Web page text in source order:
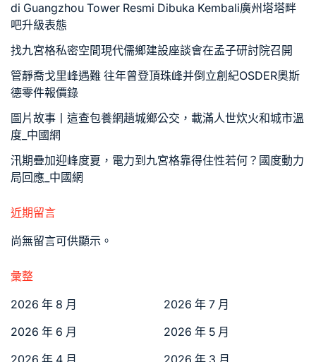
di Guangzhou Tower Resmi Dibuka Kembali廣州塔塔畔
吧升級表態
找九宮格私密空間現代儒鄉建設座談會在孟子研討院召開
管靜喬戈里峰遇難 往年曾登頂珠峰并倒立創紀OSDER奧斯
德零件報價錄
圖片故事丨這查包養網趟城鄉公交，載滿人世炊火和城市溫
度_中國網
汛期疊加迎峰度夏，電力到九宮格靠得住性若何？國度動力
局回應_中國網
近期留言
尚無留言可供顯示。
彙整
2026 年 8 月
2026 年 7 月
2026 年 6 月
2026 年 5 月